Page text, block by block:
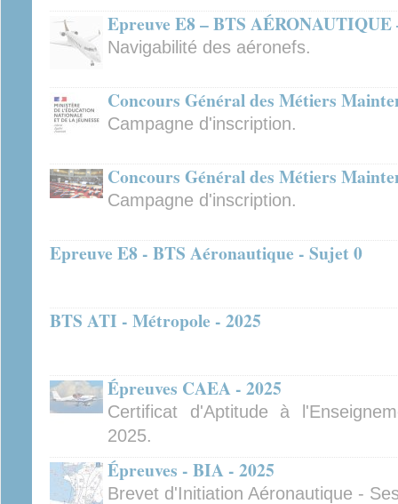
Epreuve E8 – BTS AÉRONAUTIQUE
Navigabilité des aéronefs.
Concours Général des Métiers
Campagne d'inscription.
Concours Général des Métiers
Campagne d'inscription.
Epreuve E8 - BTS Aéronautique - Sujet 0
BTS ATI - Métropole - 2025
Épreuves CAEA - 2025
Certificat d'Aptitude à
2025.
Épreuves - BIA - 2025
Brevet d'Initiation Aéronautique -